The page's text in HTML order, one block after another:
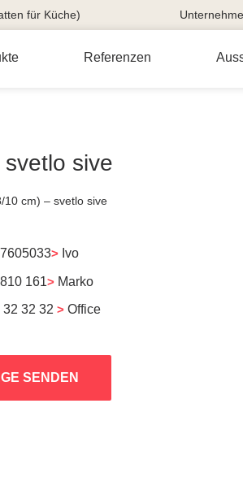
für Küche)
Referenzen
sive
10 cm) – svetlo sive
> Ivo
161> Marko
32 32 > Office
SENDEN